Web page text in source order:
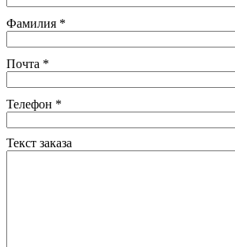
Фамилия *
Почта *
Телефон *
Текст заказа